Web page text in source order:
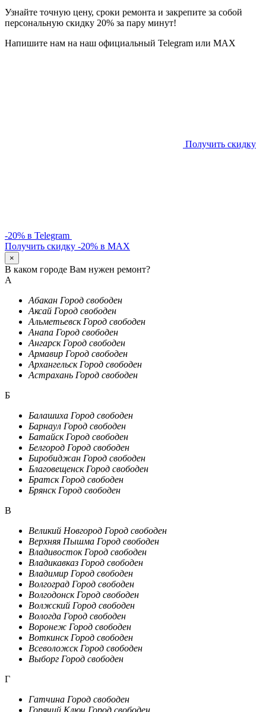
Узнайте точную цену, сроки ремонта и закрепите за собой
персональную скидку 20% за пару минут!
Напишите нам на наш официальный Telegram или MAX
Получить скидку
-20% в Telegram
Получить скидку -20% в MAX
×
В каком городе Вам нужен ремонт?
А
Абакан Город свободен
Аксай Город свободен
Альметьевск Город свободен
Анапа Город свободен
Ангарск Город свободен
Армавир Город свободен
Архангельск Город свободен
Астрахань Город свободен
Б
Балашиха Город свободен
Барнаул Город свободен
Батайск Город свободен
Белгород Город свободен
Биробиджан Город свободен
Благовещенск Город свободен
Братск Город свободен
Брянск Город свободен
В
Великий Новгород Город свободен
Верхняя Пышма Город свободен
Владивосток Город свободен
Владикавказ Город свободен
Владимир Город свободен
Волгоград Город свободен
Волгодонск Город свободен
Волжский Город свободен
Вологда Город свободен
Воронеж Город свободен
Воткинск Город свободен
Всеволожск Город свободен
Выборг Город свободен
Г
Гатчина Город свободен